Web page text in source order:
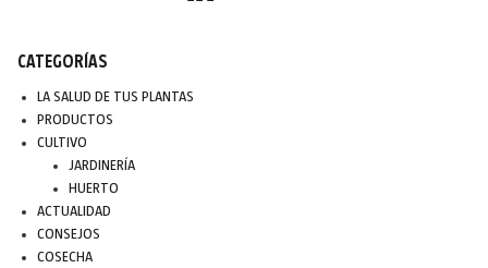
CATEGORÍAS
LA SALUD DE TUS PLANTAS
PRODUCTOS
CULTIVO
JARDINERÍA
HUERTO
ACTUALIDAD
CONSEJOS
COSECHA